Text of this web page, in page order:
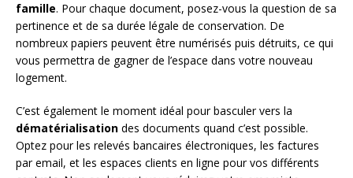
famille. Pour chaque document, posez-vous la question de sa
pertinence et de sa durée légale de conservation. De
nombreux papiers peuvent être numérisés puis détruits, ce qui
vous permettra de gagner de l’espace dans votre nouveau
logement.
C’est également le moment idéal pour basculer vers la
dématérialisation des documents quand c’est possible.
Optez pour les relevés bancaires électroniques, les factures
par email, et les espaces clients en ligne pour vos différents